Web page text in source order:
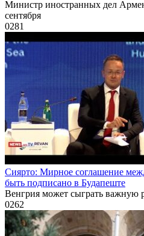
Министр иностранных дел
сентября
0281
Сиярто: Мирное соглашение
быть подписано в Будапеште
Венгрия может сыграть важную
0262